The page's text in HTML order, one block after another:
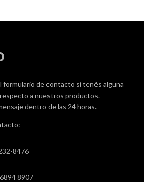
formulario de contacto si tenés alguna
a nuestros productos.
dentro de las 24 horas.
8476
8907